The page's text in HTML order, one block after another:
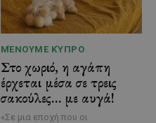
ΜΈΝΟΥΜΕ ΚΎΠΡΟ
Στο χωριό, η αγάπη
έρχεται μέσα σε τρεις
σακούλες… με αυγά!
«Σε μια εποχή που οι